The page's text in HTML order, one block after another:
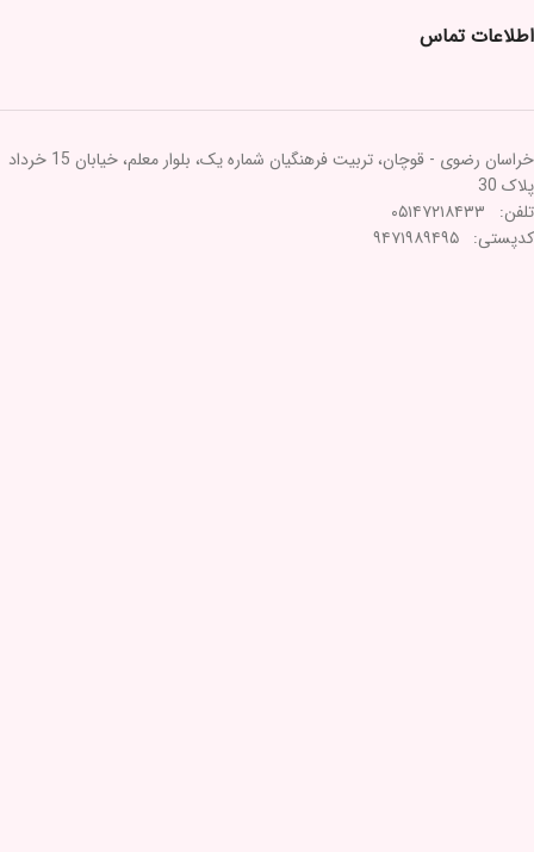
اطلاعات تماس
خراسان رضوی - قوچان، تربیت فرهنگیان شماره یک، بلوار معلم، خیابان 15 خرداد
پلاک 30
تلفن: ۰۵۱۴۷۲۱۸۴۳۳
کدپستی: ۹۴۷۱۹۸۹۴۹۵